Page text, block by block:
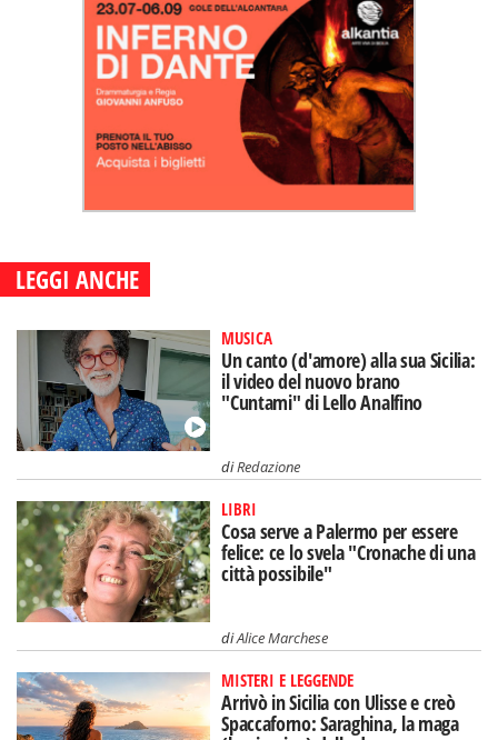
LEGGI ANCHE
MUSICA
Un canto (d'amore) alla sua Sicilia:
il video del nuovo brano
"Cuntami" di Lello Analfino
diRedazione
LIBRI
Cosa serve a Palermo per essere
felice: ce lo svela "Cronache di una
città possibile"
diAlice Marchese
MISTERI E LEGGENDE
Arrivò in Sicilia con Ulisse e creò
Spaccaforno: Saraghina, la maga